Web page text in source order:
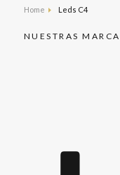
Home Leds C4
NUESTRAS